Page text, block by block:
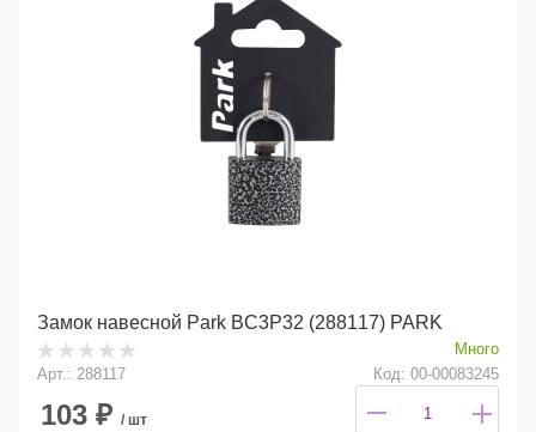
Замок навесной Park BC3P32 (288117) PARK
Много
Арт.: 288117
Код: 00-00083245
103 ₽ / шт